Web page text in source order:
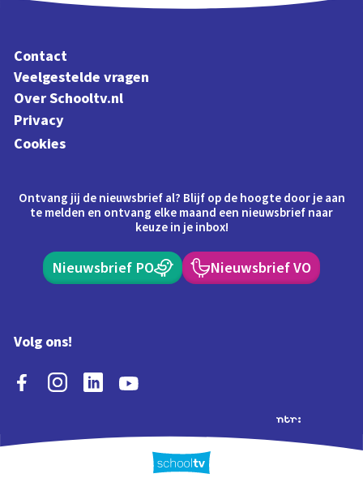
Contact
Veelgestelde vragen
Over Schooltv.nl
Privacy
Cookies
Ontvang jij de nieuwsbrief al? Blijf op de hoogte door je aan
te melden en ontvang elke maand een nieuwsbrief naar
keuze in je inbox!
Nieuwsbrief PO Nieuwsbrief VO
Volg ons!